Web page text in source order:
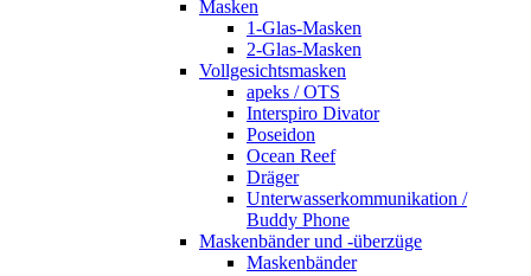
Masken
1-Glas-Masken
2-Glas-Masken
Vollgesichtsmasken
apeks / OTS
Interspiro Divator
Poseidon
Ocean Reef
Dräger
Unterwasserkommunikation /
Buddy Phone
Maskenbänder und -überzüge
Maskenbänder